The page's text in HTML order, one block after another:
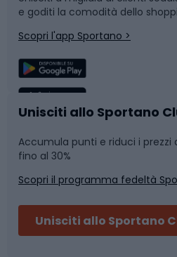
Corsa
Sport di squadra
Caschi da ciclismo
Skitouring
Snowboard
Camminata nordica
Nuoto
Pattinaggio
e goditi la comodità dello
Scopri l'app Sportano >
Unisciti allo Sportano
Accumula punti e riduci i prezzi
fino al 30%
Scopri il programma fedeltà
Unisciti allo Sportano